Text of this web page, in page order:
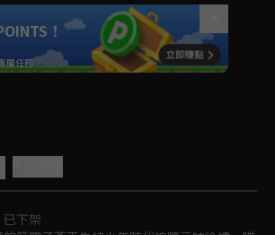
請見諒
！
屬任務
下架